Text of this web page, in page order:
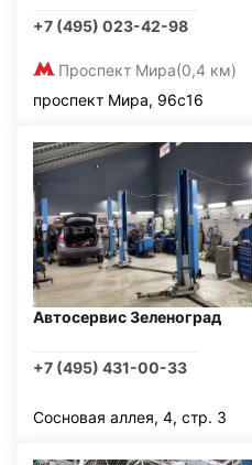
+7 (495) 023-42-98
Проспект Мира(0,4 км)
проспект Мира, 96с16
Автосервис Зеленоград
+7 (495) 431-00-33
Сосновая аллея, 4, стр. 3